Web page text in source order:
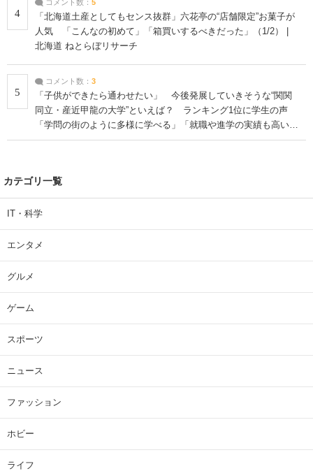
4
コメント数： 5
「北海道土産としてもセンス抜群」六花亭の“店舗限定”お菓子が
人気 「こんなの初めて」「箱買いするべきだった」（1/2） |
北海道 ねとらぼリサーチ
5
コメント数： 3
「子供ができたら通わせたい」 今後発展していきそうな“関関
同立・産近甲龍の大学”といえば？ ランキング1位に学生の声
「学問の街のように多様に学べる」「就職や進学の実績も高い」
| 大学 ねとらぼリサーチ
カテゴリ一覧
IT・科学
エンタメ
グルメ
ゲーム
スポーツ
ニュース
ファッション
ホビー
ライフ